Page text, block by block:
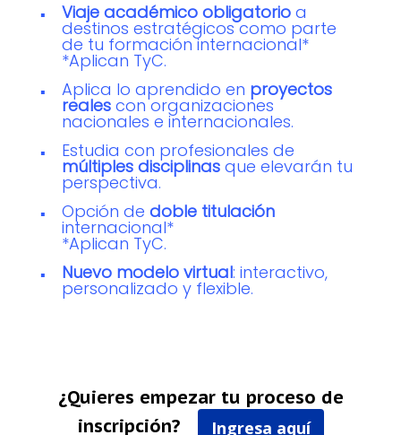
Viaje académico obligatorio a
destinos estratégicos como parte
de tu formación internacional*
*Aplican TyC.
Aplica lo aprendido en proyectos
reales con organizaciones
nacionales e internacionales.
Estudia con profesionales de
múltiples disciplinas que elevarán tu
perspectiva.
Opción de doble titulación
internacional*
*Aplican TyC.
Nuevo modelo virtual: interactivo,
personalizado y flexible.
¿Quieres empezar tu proceso de
inscripción?
Ingresa aquí